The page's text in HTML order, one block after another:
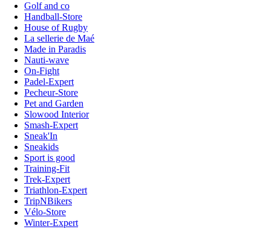
Golf and co
Handball-Store
House of Rugby
La sellerie de Maé
Made in Paradis
Nauti-wave
On-Fight
Padel-Expert
Pecheur-Store
Pet and Garden
Slowood Interior
Smash-Expert
Sneak'In
Sneakids
Sport is good
Training-Fit
Trek-Expert
Triathlon-Expert
TripNBikers
Vélo-Store
Winter-Expert